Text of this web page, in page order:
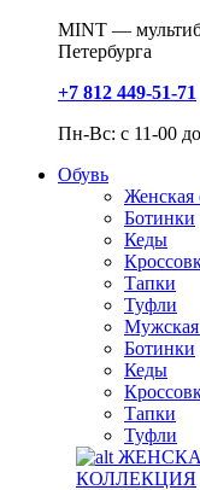
MINT —
Петербурга
+7 812 449-51-71
Пн-Вс: с 11-00
Обувь
Женская
Ботинки
Кеды
Тапки
Туфли
Мужская
Ботинки
Кеды
Тапки
Туфли
КОЛЛЕКЦИЯ